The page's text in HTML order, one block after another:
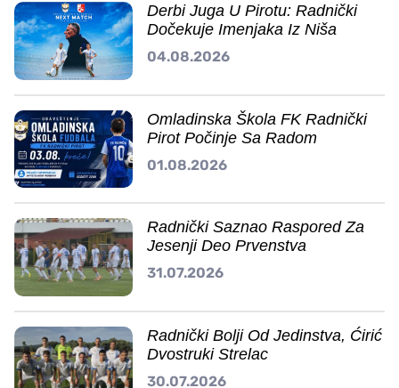
Derbi Juga U Pirotu: Radnički
Dočekuje Imenjaka Iz Niša
04.08.2026
Omladinska Škola FK Radnički
Pirot Počinje Sa Radom
01.08.2026
Radnički Saznao Raspored Za
Jesenji Deo Prvenstva
31.07.2026
Radnički Bolji Od Jedinstva, Ćirić
Dvostruki Strelac
30.07.2026